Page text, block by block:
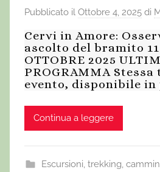
Pubblicato il Ottobre 4, 2025 di
Cervi in Amore:
ascolto del bramito 11
OTTOBRE 2025
PROGRAMMA
evento, disponibile in
Continua a leggere
Escursioni, trekking,